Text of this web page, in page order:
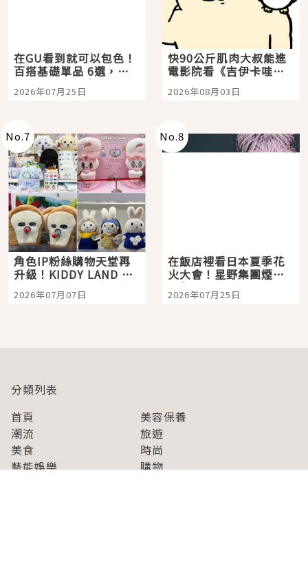
在GU看到就可以包色！
百搭基礎單品 6選，閉
眼全收也不心疼
2026年07月25日
快90公斤肌肉大叔能進
電影院看《吉伊卡哇》
嗎？日本重金屬樂團
「打首」會長與nagano
2026年08月03日
No.7
角色IP粉絲購物天堂再
升級！KIDDY LAND 原
宿店吉伊卡哇迎客，新
開幕 OMOKADO 店3分
2026年07月07日
No.8
在飯店裡看日本夏季花
火大會！星野集團煙火
景觀飯店6選，讓你不用
人擠人悠閒欣賞
2026年07月25日
分類列表
首頁
美容保養
潮流
旅遊
美食
時尚
藝能娛樂
購物